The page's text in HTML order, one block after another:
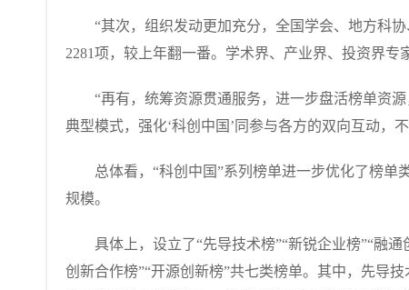
“其次，组织发动更加充分，全国学会、地方科协
2281项，较上年翻一番。学术界、产业界、投资界
“再有，统筹资源贯通服务，进一步盘活榜单资源
典型模式，强化‘科创中国’同参与各方的双向互动，
总体看，“科创中国”系列榜单进一步优化了榜单
规模。
具体上，设立了“先导技术榜”“新锐企业榜”“融通
创新合作榜”“开源创新榜”共七类榜单。其中，先导